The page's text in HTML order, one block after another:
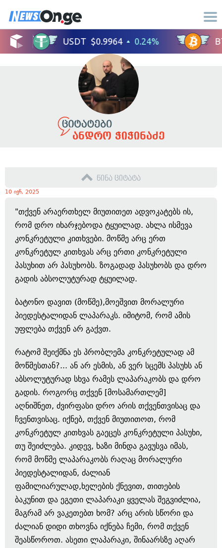
ანდრო ჭიჭინაძე
წინა ციტატა
10 ივნ, 2025
"თქვენ არაერთხელ მიუთითეთ ადვოკატებს ის,
რომ დრო იხარჯებოდა ტყუილად. ახლა ისმევა
კონკრეტული კითხვები. მოწმე არც ერთ
კონკრეტულ კითხვას არც ერთი კონკრეტული
პასუხით არ პასუხობს. ზოგადად პასუხობს და დრო
გადის აბსოლუტურად ტყუილად.
ბატონო დავით (მოწმე),მოეშვით მორალური
პიედესტალიდან ლაპარაკს. იმიტომ, რომ ამის
უფლება თქვენ არ გაქვთ.
რატომ შეიქმნა ეს პრობლემა კონკრეტულად ამ
მოწმესთან?... ან არ ესმის, ან ვერ სცემს პასუხს ან
აბსოლუტურად სხვა რამეს ლაპარაკობს და დრო
გადის. როგორც თქვენ [მოსამართლემ]
აღნიშნეთ, ძვირფასი დრო არის თქვენთვისაც და
ჩვენთვისაც. იქნებ, თქვენ მიუთითოთ, რომ
კონკრეტულ კითხვას გაეცეს კონკრეტული პასუხი,
თუ შეიძლება. კიდევ, ხაზი მინდა გავუსვა იმას,
რომ მოწმე ლაპარაკობს რაღაც მორალური
პიედესტალიდან, ძალიან
ფამილიარულად,ხელების ქნევით, თითების
ბაკუნით და ეგეთი ლაპარაკი ყველას შეგვიძლია,
მაგრამ არ ვაკეთებთ ხომ? არც არის სწორი და
ძალიან დიდი თხოვნა იქნება ჩემი, რომ თქვენ
შეასწოროთ. ასეთი ლაპარაკი, შინაარსზე აღარ